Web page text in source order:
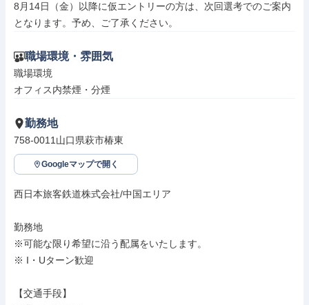
8月14日（金）以降に仮エントリーの方は、次回選考でのご案内
となります。予め、ご了承ください。
職場環境・雰囲気
職場環境
オフィス内禁煙・分煙
勤務地
758-0011山口県萩市椿東
Googleマップで開く
西日本旅客鉄道株式会社/中国エリア
勤務地
※可能な限り希望に沿う配属をいたします。
※ I・Uターン歓迎
【交通手段】